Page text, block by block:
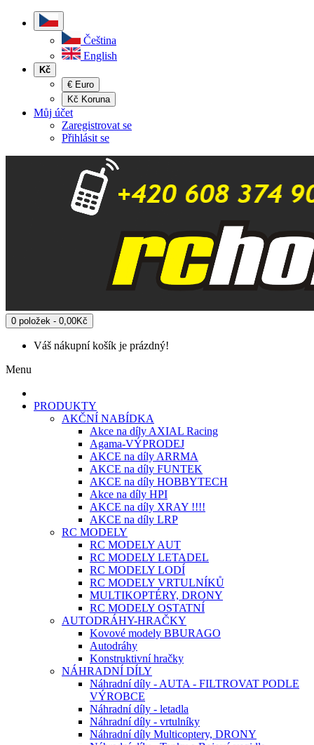
Čeština
English
Kč
€ Euro
Kč Koruna
Můj účet
Zaregistrovat se
Přihlásit se
0 položek - 0,00Kč
Váš nákupní košík je prázdný!
Menu
PRODUKTY
AKČNÍ NABÍDKA
Akce na díly AXIAL Racing
Agama-VÝPRODEJ
AKCE na díly ARRMA
AKCE na díly FUNTEK
AKCE na díly HOBBYTECH
Akce na díly HPI
AKCE na díly XRAY !!!!
AKCE na díly LRP
RC MODELY
RC MODELY AUT
RC MODELY LETADEL
RC MODELY LODÍ
RC MODELY VRTULNÍKŮ
MULTIKOPTÉRY, DRONY
RC MODELY OSTATNÍ
AUTODRÁHY-HRAČKY
Kovové modely BBURAGO
Autodráhy
Konstruktivní hračky
NÁHRADNÍ DÍLY
Náhradní díly - AUTA - FILTROVAT PODLE
VÝROBCE
Náhradní díly - letadla
Náhradní díly - vrtulníky
Náhradní díly Multicoptery, DRONY